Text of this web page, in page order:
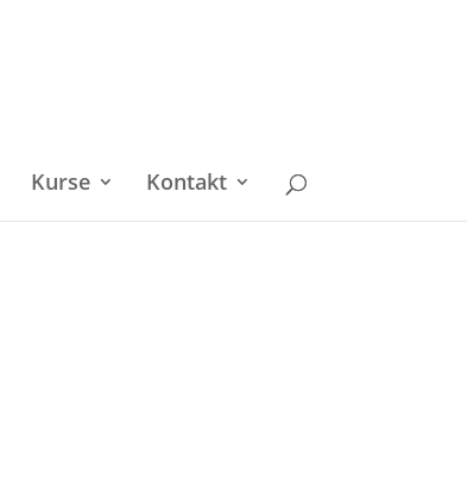
Kurse Kontakt